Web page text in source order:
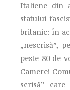
Italiene din
statului
britanic: în
„nescrisă”,
peste 80 de
Camerei
scrisă”